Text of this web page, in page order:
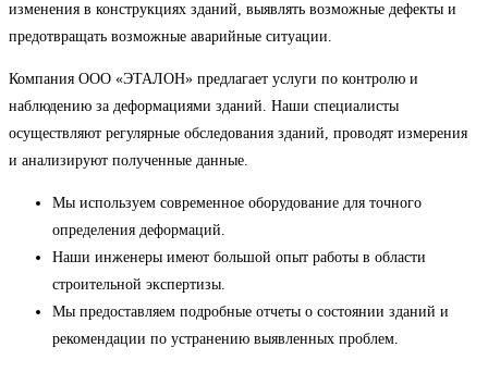
изменения в конструкциях зданий, выявлять возможные дефекты и
предотвращать возможные аварийные ситуации.
Компания ООО «ЭТАЛОН» предлагает услуги по контролю и
наблюдению за деформациями зданий. Наши специалисты
осуществляют регулярные обследования зданий, проводят измерения
и анализируют полученные данные.
Мы используем современное оборудование для точного
определения деформаций.
Наши инженеры имеют большой опыт работы в области
строительной экспертизы.
Мы предоставляем подробные отчеты о состоянии зданий и
рекомендации по устранению выявленных проблем.